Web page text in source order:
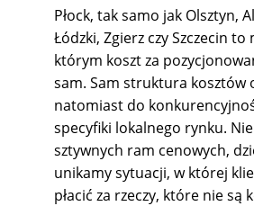
Płock, tak samo jak Olsztyn,
Łódzki, Zgierz czy Szczecin to
którym koszt za
sam. Sam struktura kosztów
natomiast do
specyfiki lokalnego rynku.
sztywnych ram cenowych,
unikamy sytuacji, w której
płacić za rzeczy, które nie są